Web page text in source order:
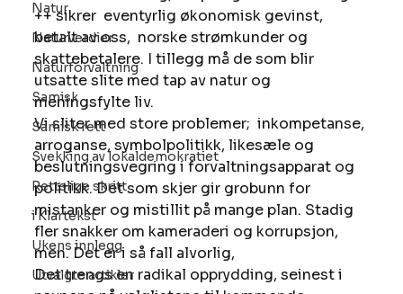
Natur
Naturverdier
Naturforvaltning
Samisk
Samisk rett
Svekking av lokaldemokratiet
Rettslige skritt
i Klartekst
Ukens innlegg
Utvalgte artikler
++ sikrer  eventyrlig økonomisk gevinst,
betalt av oss,  norske strømkunder og
skattebetalere. I tillegg må de som blir
utsatte slite med tap av natur og
meningsfylte liv.
Vi sliter med store problemer;  inkompetanse,
arroganse, symbolpolitikk, likesæle og
beslutningsvegring i forvaltningsapparat og
politikk. Det som skjer gir grobunn for
mistanker og mistillit på mange plan. Stadig
fler snakker om kameraderi og korrupsjon,
men. Det er i så fall alvorlig,
Det trengs en radikal opprydding, seinest i